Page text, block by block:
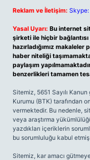
Reklam ve İletişim:
Yasal Uyarı: Bu internet
şirketi ile hiçbir
hazırladığımız
haber niteliği
paylaşım
benzerlikleri tamamen
Sitemiz, 5651 Sayılı
Kurumu (BTK) tarafından
vermektedir. Bu nedenle,
veya araştırma
yazdıkları içeriklerin
bu sorumluluğu kabul etmiş
Sitemiz, kar amacı